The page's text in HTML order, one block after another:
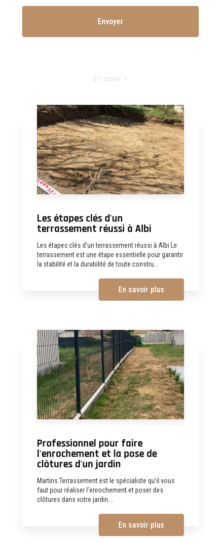
En savoir +
Les étapes clés d'un
terrassement réussi à Albi
Les étapes clés d'un terrassement réussi à Albi Le
terrassement est une étape essentielle pour garantir
la stabilité et la durabilité de toute constru...
En savoir plus
Professionnel pour faire
l'enrochement et la pose de
clôtures d'un jardin
Martins Terrassement est le spécialiste qu’il vous
faut pour réaliser l’enrochement et poser des
clôtures dans votre jardin....
En savoir plus